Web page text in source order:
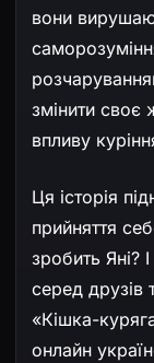
вони
змінити своє
впливу
Ця історія
прийняття
зробить Яні?
серед друзів
«Кішка-
онлайн